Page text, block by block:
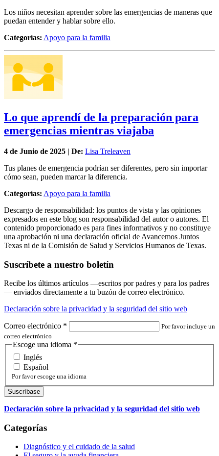
Los niños necesitan aprender sobre las emergencias de maneras que
puedan entender y hablar sobre ello.
Categorías: Apoyo para la familia
Lo que aprendí de la preparación para
emergencias mientras viajaba
4 de Junio de 2025 | De: Lisa Treleaven
Tus planes de emergencia podrían ser diferentes, pero sin importar
cómo sean, pueden marcar la diferencia.
Categorías: Apoyo para la familia
Descargo de responsabilidad: los puntos de vista y las opiniones
expresados en este blog son responsabilidad del autor o autores. El
contenido proporcionado es para fines informativos y no constituye
una aprobación ni una declaración oficial de Avancemos Juntos
Texas ni de la Comisión de Salud y Servicios Humanos de Texas.
Suscríbete a nuestro boletín
Recibe los últimos artículos —escritos por padres y para los padres
— enviados directamente a tu buzón de correo electrónico.
Declaración sobre la privacidad y la seguridad del sitio web
Correo electrónico *
Por favor incluye un
correo electrónico
Escoge una idioma *
Inglés
Español
Por favor escoge una idioma
Declaración sobre la privacidad y la seguridad del sitio web
Categorías
Diagnóstico y el cuidado de la salud